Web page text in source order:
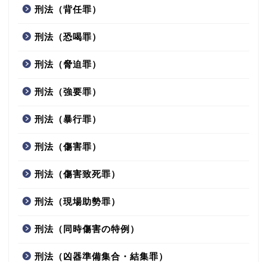
刑法（背任罪）
刑法（恐喝罪）
刑法（脅迫罪）
刑法（強要罪）
刑法（暴行罪）
刑法（傷害罪）
刑法（傷害致死罪）
刑法（現場助勢罪）
刑法（同時傷害の特例）
刑法（凶器準備集合・結集罪）